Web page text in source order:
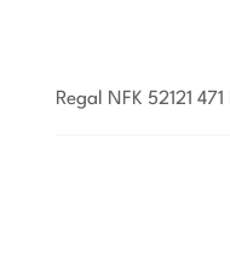
Regal NFK 52121